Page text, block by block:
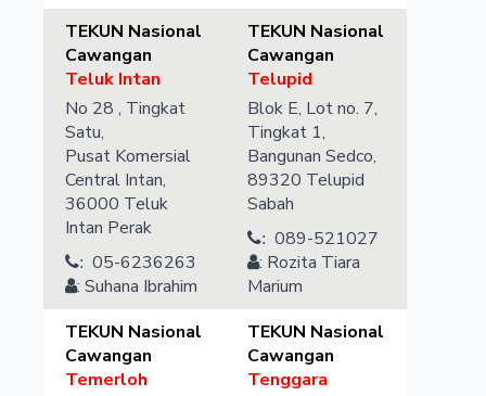
TEKUN Nasional
Cawangan
Teluk Intan
No 28 , Tingkat
Satu,
Pusat Komersial
Central Intan,
36000 Teluk
Intan Perak
: 05-6236263
: Suhana Ibrahim
TEKUN Nasional
Cawangan
Telupid
Blok E, Lot no. 7,
Tingkat 1,
Bangunan Sedco,
89320 Telupid
Sabah
: 089-521027
: Rozita Tiara
Marium
TEKUN Nasional
Cawangan
Temerloh
TEKUN Nasional
Cawangan
Tenggara